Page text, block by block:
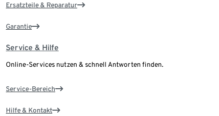
Ersatzteile & Reparatur
Garantie
Service & Hilfe
Online-Services nutzen & schnell Antworten finden.
Service-Bereich
Hilfe & Kontakt